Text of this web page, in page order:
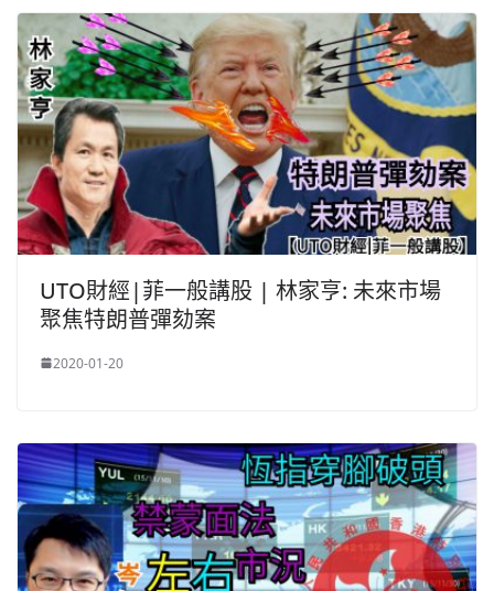
UTO財經|菲一般講股 | 林家亨: 未來市場
聚焦特朗普彈劾案
2020-01-20